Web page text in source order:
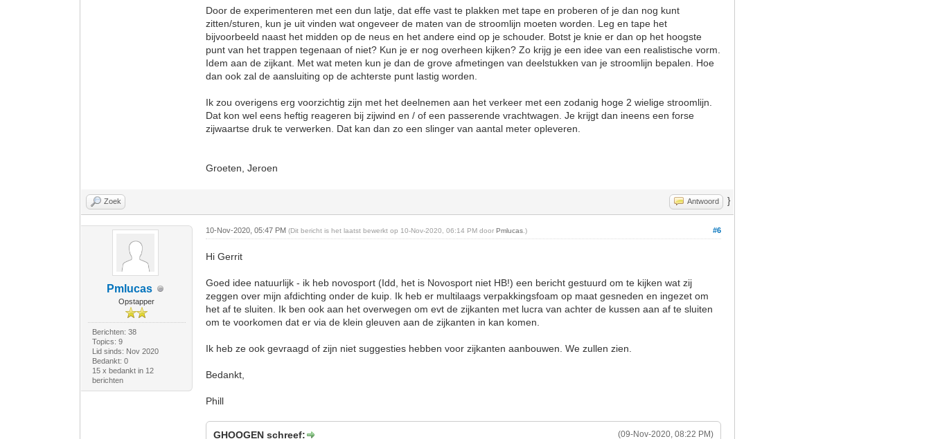
Door de experimenteren met een dun latje, dat effe vast te plakken met tape en proberen of je dan nog kunt
zitten/sturen, kun je uit vinden wat ongeveer de maten van de stroomlijn moeten worden. Leg en tape het
bijvoorbeeld naast het midden op de neus en het andere eind op je schouder. Botst je knie er dan op het hoogste
punt van het trappen tegenaan of niet? Kun je er nog overheen kijken? Zo krijg je een idee van een realistische vorm.
Idem aan de zijkant. Met wat meten kun je dan de grove afmetingen van deelstukken van je stroomlijn bepalen. Hoe
dan ook zal de aansluiting op de achterste punt lastig worden.
Ik zou overigens erg voorzichtig zijn met het deelnemen aan het verkeer met een zodanig hoge 2 wielige stroomlijn.
Dat kon wel eens heftig reageren bij zijwind en / of een passerende vrachtwagen. Je krijgt dan ineens een forse
zijwaartse druk te verwerken. Dat kan dan zo een slinger van aantal meter opleveren.
Groeten, Jeroen
Zoek Antwoord }
Pmlucas
Opstapper
Berichten: 38
Topics: 9
Lid sinds: Nov 2020
Bedankt: 0
15 x bedankt in 12
berichten
#6
10-Nov-2020, 05:47 PM(Dit bericht is het laatst bewerkt op 10-Nov-2020, 06:14 PM doorPmlucas .)
Hi Gerrit
Goed idee natuurlijk - ik heb novosport (Idd, het is Novosport niet HB!) een bericht gestuurd om te kijken wat zij
zeggen over mijn afdichting onder de kuip. Ik heb er multilaags verpakkingsfoam op maat gesneden en ingezet om
het af te sluiten. Ik ben ook aan het overwegen om evt de zijkanten met lucra van achter de kussen aan af te sluiten
om te voorkomen dat er via de klein gleuven aan de zijkanten in kan komen.
Ik heb ze ook gevraagd of zijn niet suggesties hebben voor zijkanten aanbouwen. We zullen zien.
Bedankt,
Phill
(09-Nov-2020, 08:22 PM)
GHOOGEN schreef: